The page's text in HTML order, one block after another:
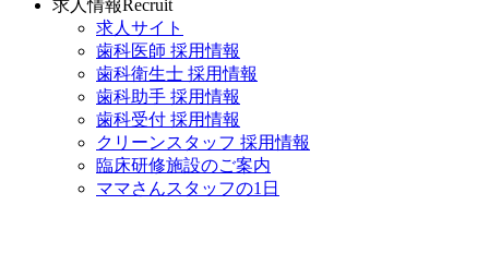
求人情報Recruit
求人サイト
歯科医師 採用情報
歯科衛生士 採用情報
歯科助手 採用情報
歯科受付 採用情報
クリーンスタッフ 採用情報
臨床研修施設のご案内
ママさんスタッフの1日